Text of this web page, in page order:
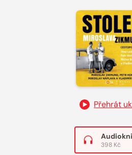
Přehrát
398 Kč